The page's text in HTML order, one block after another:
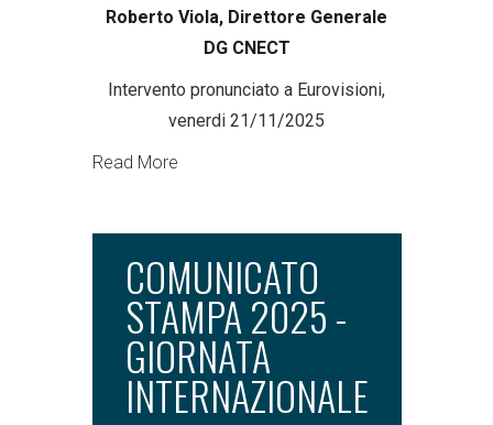
Roberto Viola, Direttore Generale
DG CNECT
Intervento pronunciato a Eurovisioni,
venerdi 21/11/2025
Read More
COMUNICATO
STAMPA 2025 -
GIORNATA
INTERNAZIONALE